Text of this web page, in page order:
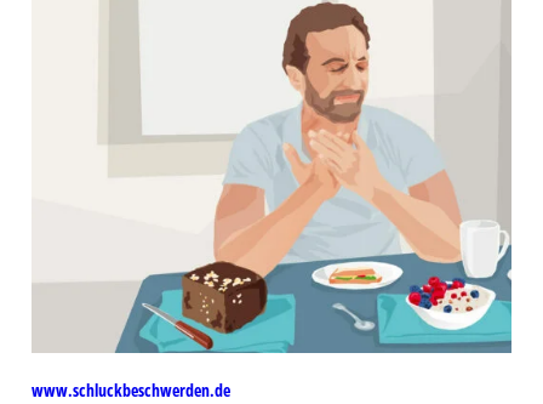
www.schluckbeschwerden.de